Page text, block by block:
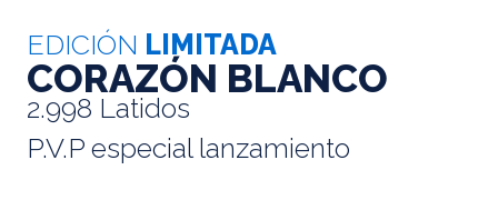
EDICIÓN LIMITADA
CORAZÓN BLANCO
2.998 Latidos
P.V.P especial lanzamiento